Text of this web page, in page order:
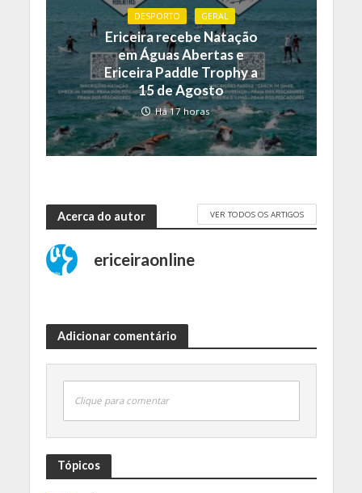
DESPORTO GERAL
Ericeira recebe Natação
em Águas Abertas e
Ericeira Paddle Trophy a
15 de Agosto
Há 17 horas
Acerca do autor VER TODOS OS ARTIGOS
ericeiraonline
Adicionar comentário
Clique para comentar
Tópicos